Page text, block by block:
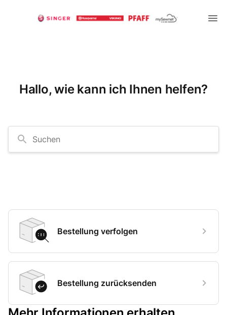
Hallo, wie kann ich Ihnen helfen?
Suchen
Bestellung verfolgen
Bestellung zurücksenden